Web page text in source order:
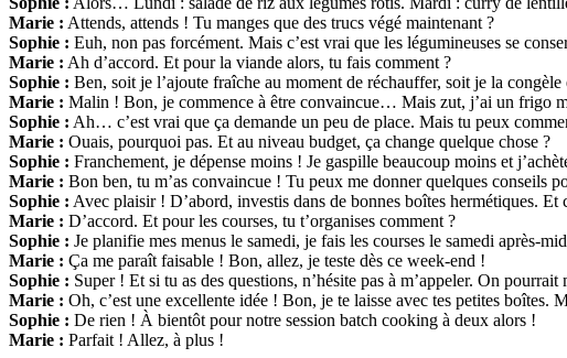
Marie : Attends, attends ! Tu manges que des trucs végé maintenant ?
Sophie : Euh, non pas forcément. Mais c’est vrai que les légumineuses se
Marie : Ah d’accord. Et pour la viande alors, tu fais comment ?
Sophie : Ben, soit je l’ajoute fraîche au moment de réchauffer, soit je la
Marie : Malin ! Bon, je commence à être convaincue… Mais zut, j’ai un frigo
Sophie : Ah… c’est vrai que ça demande un peu de place. Mais tu peux
Marie : Ouais, pourquoi pas. Et au niveau budget, ça change quelque chose ?
Sophie : Franchement, je dépense moins ! Je gaspille beaucoup moins et
Marie : Bon ben, tu m’as convaincue ! Tu peux me donner quelques conseils
Sophie : Avec plaisir ! D’abord, investis dans de bonnes boîtes hermétiques.
Marie : D’accord. Et pour les courses, tu t’organises comment ?
Sophie : Je planifie mes menus le samedi, je fais les courses le samedi après-
Marie : Ça me paraît faisable ! Bon, allez, je teste dès ce week-end !
Sophie : Super ! Et si tu as des questions, n’hésite pas à m’appeler. On
Marie : Oh, c’est une excellente idée ! Bon, je te laisse avec tes petites boîtes.
Sophie : De rien ! À bientôt pour notre session batch cooking à deux alors !
Marie : Parfait ! Allez, à plus !